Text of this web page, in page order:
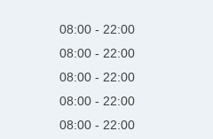
08:00
22:00
08:00
22:00
08:00
22:00
08:00
22:00
08:00
22:00